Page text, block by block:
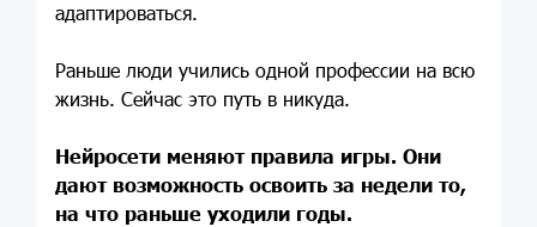
адаптироваться.
Раньше люди учились одной профессии на всю
жизнь. Сейчас это путь в никуда.
Нейросети меняют правила игры. Они
дают возможность освоить за недели то,
на что раньше уходили годы.